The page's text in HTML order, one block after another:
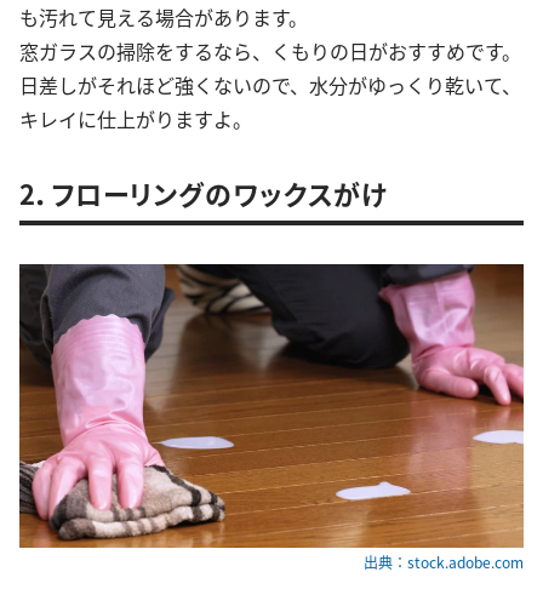
も汚れて見える場合があります。
窓ガラスの掃除をするなら、くもりの日がおすすめです。
日差しがそれほど強くないので、水分がゆっくり乾いて、
キレイに仕上がりますよ。
2．フローリングのワックスがけ
出典：stock.adobe.com